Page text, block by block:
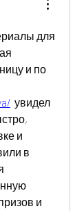
для
и по
  увидел
и
в
и